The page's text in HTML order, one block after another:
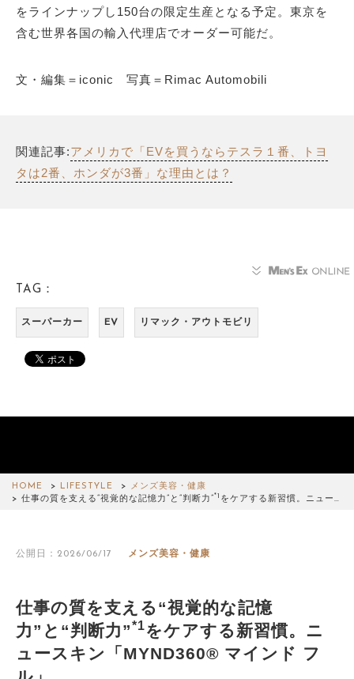
をラインナップし150台の限定生産となる予定。東京を
含む世界各国の輸入代理店でオーダー可能だ。
文・編集＝iconic 写真＝Rimac Automobili
関連記事:アメリカで「EVを買うならテスラ１番、トヨ
タは2番、ホンダが3番」な理由とは？
TAG：
スーパーカー EV リマック・アウトモビリ
HOME LIFESTYLE
メンズ美容・健康
仕事の質を支える“視覚的な記憶力”と“判断力”*1 をケアする新習慣。ニュー…
公開日：2026/06/17 メンズ美容・健康
仕事の質を支える“視覚的な記憶
力”と“判断力”*1をケアする新習慣。ニ
ュースキン「MYND360® マインド フ